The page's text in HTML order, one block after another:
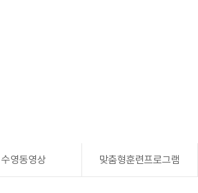
수영동영상 맞춤형훈련프로그램